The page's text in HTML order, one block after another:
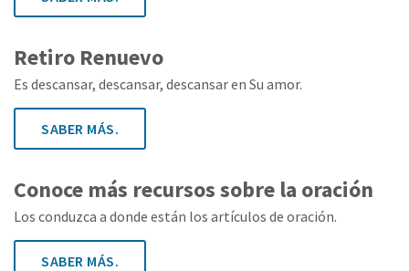
Retiro Renuevo
Es descansar, descansar, descansar en Su amor.
SABER MÁS.
Conoce más recursos sobre la oración
Los conduzca a donde están los artículos de oración.
SABER MÁS.